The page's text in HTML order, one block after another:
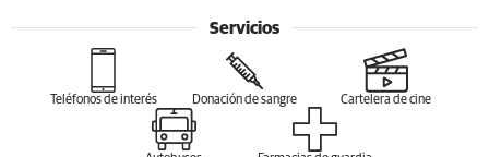
Servicios
Teléfonos de interés Donación de sangre Cartelera de cine